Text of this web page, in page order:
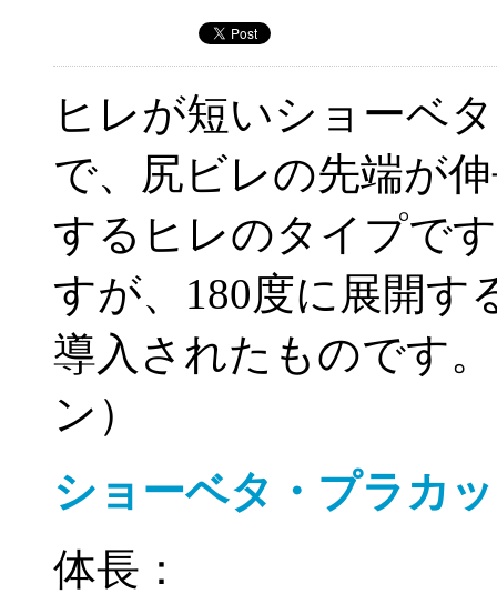
ヒレが短いショーベタ
で、尻ビレの先端が
するヒレのタイプで
すが、180度に展開す
導入されたものです
ン）
ショーベタ・プラカ
体長：